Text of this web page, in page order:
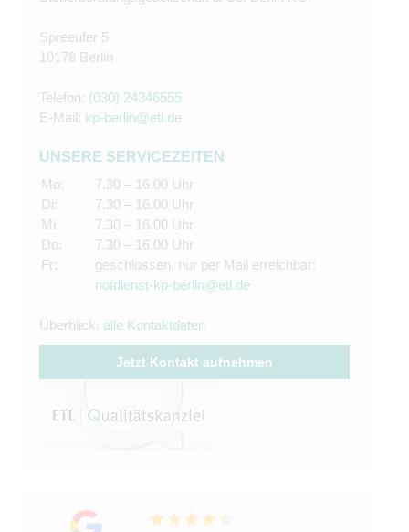
Spreeufer 5
10178 Berlin
Telefon: (030) 24346555
E-Mail: kp-berlin@etl.de
UNSERE SERVICEZEITEN
Mo:
Di:
Mi:
Do:
Fr:
7.30 – 16.00 Uhr
7.30 – 16.00 Uhr
7.30 – 16.00 Uhr
7.30 – 16.00 Uhr
geschlossen, nur per Mail erreichbar:
notdienst-kp-berlin@etl.de
Überblick: alle Kontaktdaten
Jetzt Kontakt aufnehmen